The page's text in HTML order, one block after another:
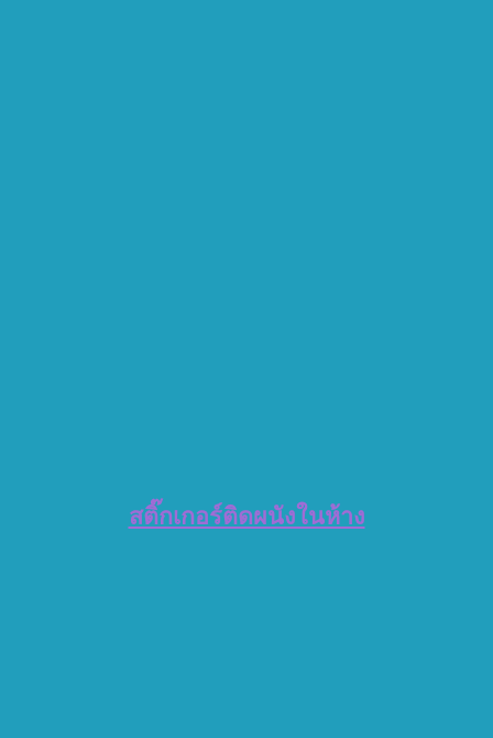
สติ๊กเกอร์ติดผนังในห้าง